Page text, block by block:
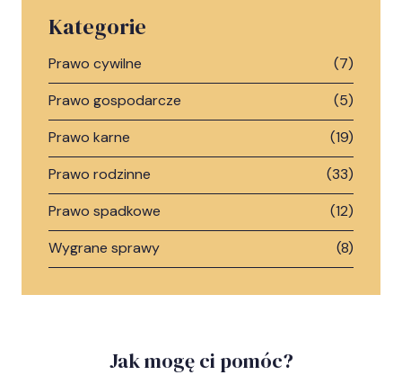
Kategorie
Prawo cywilne
(7)
Prawo gospodarcze
(5)
Prawo karne
(19)
Prawo rodzinne
(33)
Prawo spadkowe
(12)
Wygrane sprawy
(8)
Jak mogę ci pomóc?